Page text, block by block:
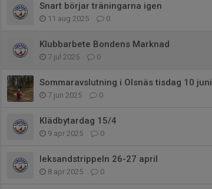
Snart börjar träningarna igen
11 aug 2025 0
Klubbarbete Bondens Marknad
7 jul 2025 0
Sommaravslutning i Olsnäs tisdag 10 juni
7 jun 2025 0
Klädbytardag 15/4
9 apr 2025 0
leksandstrippeln 26-27 april
8 apr 2025 0